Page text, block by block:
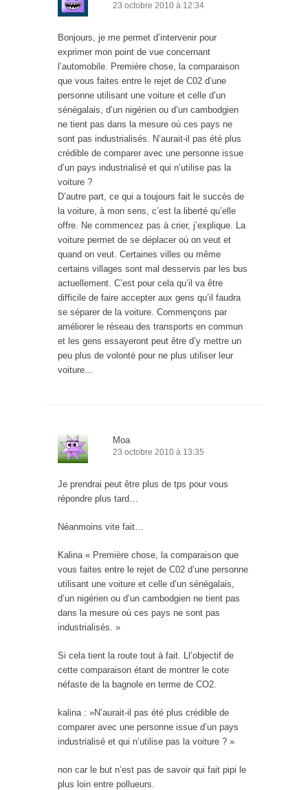
23 octobre 2010 à 12:34
Bonjours, je me permet d’intervenir pour
exprimer mon point de vue concernant
l’automobile. Première chose, la comparaison
que vous faites entre le rejet de C02 d’une
personne utilisant une voiture et celle d’un
sénégalais, d’un nigérien ou d’un cambodgien
ne tient pas dans la mesure où ces pays ne
sont pas industrialisés. N’aurait-il pas été plus
crédible de comparer avec une personne issue
d’un pays industrialisé et qui n’utilise pas la
voiture ?
D’autre part, ce qui a toujours fait le succès de
la voiture, à mon sens, c’est la liberté qu’elle
offre. Ne commencez pas à crier, j’explique. La
voiture permet de se déplacer où on veut et
quand on veut. Certaines villes ou même
certains villages sont mal desservis par les bus
actuellement. C’est pour cela qu’il va être
difficile de faire accepter aux gens qu’il faudra
se séparer de la voiture. Commençons par
améliorer le réseau des transports en commun
et les gens essayeront peut être d’y mettre un
peu plus de volonté pour ne plus utiliser leur
voiture…
Moa
23 octobre 2010 à 13:35
Je prendrai peut être plus de tps pour vous
répondre plus tard…
Néanmoins vite fait…
Kalina « Première chose, la comparaison que
vous faites entre le rejet de C02 d’une personne
utilisant une voiture et celle d’un sénégalais,
d’un nigérien ou d’un cambodgien ne tient pas
dans la mesure où ces pays ne sont pas
industrialisés. »
Si cela tient la route tout à fait. Ll’objectif de
cette comparaison étant de montrer le cote
néfaste de la bagnole en terme de CO2.
kalina : »N’aurait-il pas été plus crédible de
comparer avec une personne issue d’un pays
industrialisé et qui n’utilise pas la voiture ? »
non car le but n’est pas de savoir qui fait pipi le
plus loin entre pollueurs.